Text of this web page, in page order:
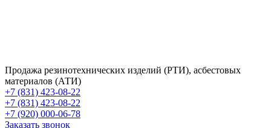
Продажа резинотехнических изделий (РТИ), асбестовых
материалов (АТИ)
+7 (831) 423-08-22
+7 (831) 423-08-22
+7 (920) 000-06-78
Заказать звонок